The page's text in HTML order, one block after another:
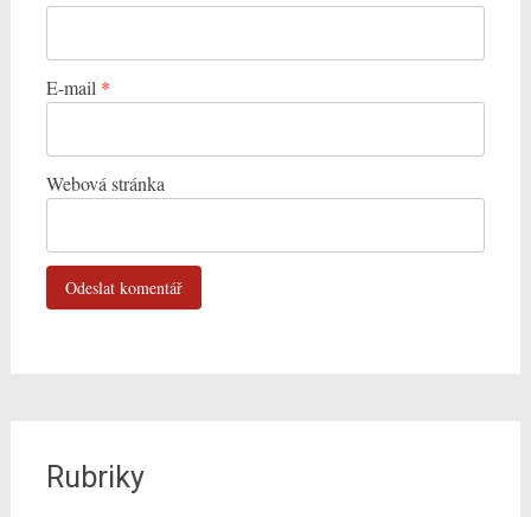
E-mail *
Webová stránka
Rubriky